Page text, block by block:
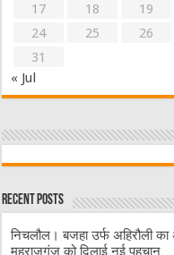
17
18 19
24
25 26
31
« Jul
Recent Posts
निचलौल। बजहा उर्फ अहिरौली
महराजगंज को दिलाई नई पहचान